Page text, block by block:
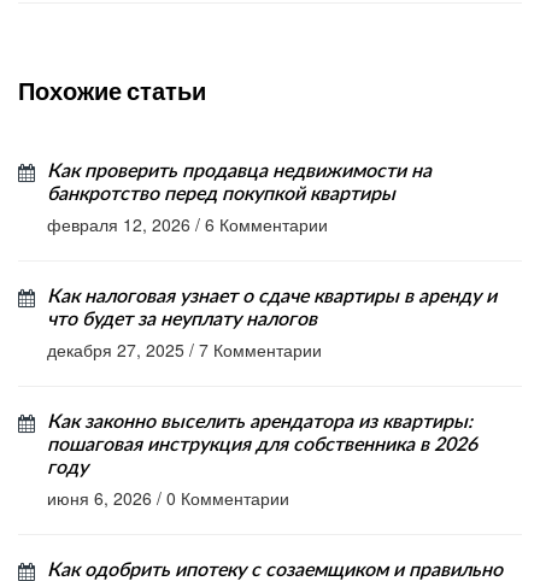
Похожие статьи
Как проверить продавца недвижимости на
банкротство перед покупкой квартиры
февраля 12, 2026 / 6 Комментарии
Как налоговая узнает о сдаче квартиры в аренду и
что будет за неуплату налогов
декабря 27, 2025 / 7 Комментарии
Как законно выселить арендатора из квартиры:
пошаговая инструкция для собственника в 2026
году
июня 6, 2026 / 0 Комментарии
Как одобрить ипотеку с созаемщиком и правильно